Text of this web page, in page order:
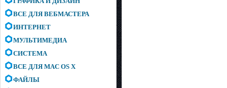
ВСЕ ДЛЯ ВЕБМАСТЕРА
ИНТЕРНЕТ
МУЛЬТИМЕДИА
СИСТЕМА
ВСЕ ДЛЯ MAC OS X
ФАЙЛЫ